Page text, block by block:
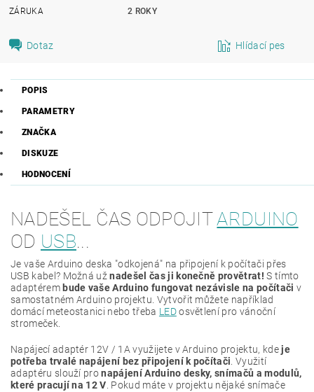
ZÁRUKA
2 ROKY
Dotaz Hlídací pes
POPIS
PARAMETRY
ZNAČKA
DISKUZE
HODNOCENÍ
NADEŠEL ČAS ODPOJITARDUINO
OD USB...
Je vaše Arduino deska "odkojená" na připojení k počítači přes
USB kabel? Možná užnadešel čas ji konečně provětrat! S tímto
adaptérem bude vaše Arduino fungovat nezávisle na počítači v
samostatném Arduino projektu. Vytvořit můžete například
domácí meteostanici nebo třeba LEDosvětlení pro vánoční
stromeček.
Napájecí adaptér 12V / 1A využijete v Arduino projektu, kdeje
potřeba trvalé napájení bez připojení k počítači. Využití
adaptéru slouží pronapájení Arduino desky, snímačů a modulů,
které pracují na 12 V. Pokud máte v projektu nějaké snímače